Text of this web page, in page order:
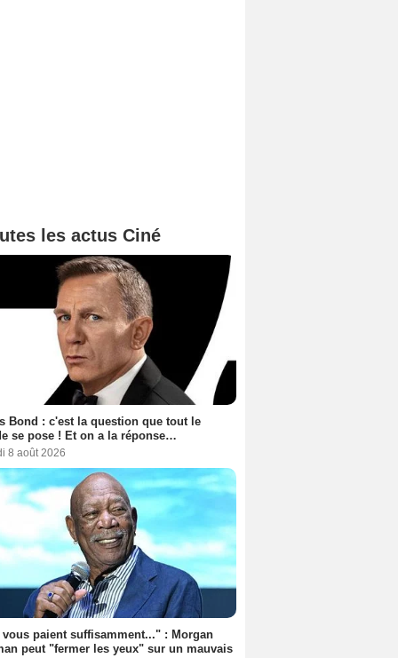
les actus Ciné
Bond : c'est la question que tout le
se pose ! Et on a la réponse…
8 août 2026
paient suffisamment..." : Morgan
peut "fermer les yeux" sur un mauvais